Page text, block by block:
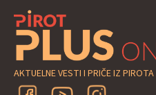
AKTUELNE VESTI I PRIČE IZ PIROTA